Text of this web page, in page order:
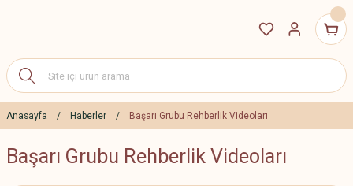
Anasayfa Haberler Başarı Grubu Rehberlik Videoları
Başarı Grubu Rehberlik Videoları